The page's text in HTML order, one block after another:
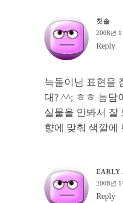
칫솔
2008년 1
Reply
늑돌이님 표현을
대? ^^; ㅎㅎ 농담
실물을 안봐서 잘
향에 맞춰 색깔에
EARLY
2008년 1
Reply